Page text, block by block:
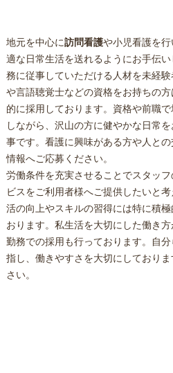
地元を中心に訪問看護や小児看護を
適な日常生活を送れるようにお手伝い
務に従事していただける人材を未経
や言語聴覚士などの資格をお持ちの
的に採用しております。資格や前職
しながら、沢山の方に健やかな日常
事です。看護に興味がある方や人と
情報へご応募ください。
労働条件を充実させることでスタッ
ビスをご利用者様へご提供したいと
活の向上やスキルの習得には特に積
おります。私生活を大切にした働き
勤務での採用も行っております。自
指し、働きやすさを大切にしており
さい。